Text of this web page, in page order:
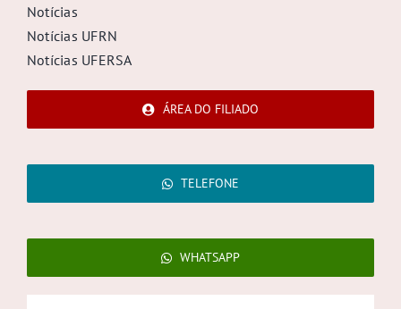
Notícias
Notícias UFRN
Notícias UFERSA
ÁREA DO FILIADO
TELEFONE
WHATSAPP